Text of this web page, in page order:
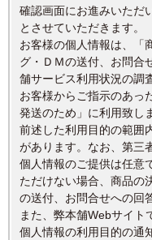
確認画面にお進みいただ
とさせていただきます。
お客様の個人情報は、「
グ・ＤＭの送付、お問合
舗サービス利用状況の調
お客様からご指示のあっ
発送のため」に利用致し
前述した利用目的の範囲
があります。なお、第三
個人情報のご提供は任意
ただけない場合、商品の
の送付、お問合せへの回
また、弊本舗Webサイト
個人情報の利用目的の通